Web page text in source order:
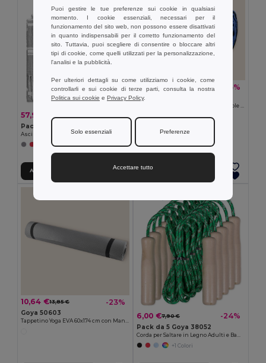
57,90 € -18%
Pack da 10 Goya 39000
+1 Colori
Aggiungi al carrello
13,15 € 13,90 € -5%
Goya 52008
Coperta da picnic familiare pieghevole con base PEVA HYDE
Aggiungi al carrello
10,64 €13,85 € -23%
Goya 50603
Tappetino Yoga EVA 60x174 cm con Maniglie GANESHA
6,00 €7,90 € -24%
Pack da 5 Goya 38052
+1 Colori
Puoi gestire le tue preferenze sui cookie in qualsiasi
momento. I cookie essenziali, necessari per il
funzionamento del sito web, non possono essere disattivati
in quanto indispensabili per il corretto funzionamento del
sito. Tuttavia, puoi scegliere di consentire o bloccare altri
tipi di cookie, come quelli utilizzati per la personalizzazione,
l'analisi e la pubblicità.
Per ulteriori dettagli su come utilizziamo i cookie, come
controllarli e sui cookie di terze parti, consulta la nostra
Politica sui cookie e Privacy Policy.
Solo essenziali Preferenze
Accettare tutto